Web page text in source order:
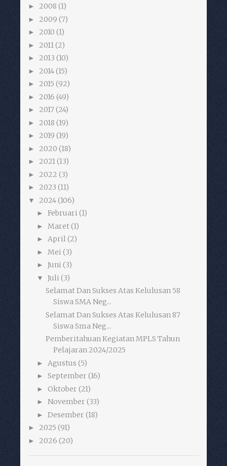
► 2008 (1)
► 2009 (7)
► 2010 (1)
► 2011 (2)
► 2013 (10)
► 2014(15)
► 2015 (92)
► 2016 (49)
► 2017 (24)
► 2018 (19)
► 2019 (19)
► 2020 (18)
► 2021(13)
► 2022 (3)
► 2023 (11)
▼ 2024(106)
► Februari (1)
► Maret(1)
► April(2)
► Mei (3)
► Juni (3)
▼ Juli (3)
Selamat Dan Sukses Atas Kelulusan 58
Siswa SMA Neg...
Selamat Dan Sukses Atas Kelulusan 87
Siswa Sma Neg...
Pemberitahuan Kegiatan MPLS Tahun
Pelajaran 2024/2025
► Agustus (5)
► September (16)
► Oktober (21)
► November (33)
► Desember (18)
► 2025 (91)
► 2026 (20)